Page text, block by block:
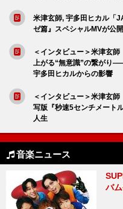
米津玄師, 宇多田ヒカル「
ゼ篇』スペシャルMVが公開
＜インタビュー＞米津玄
上がる“無意識”の繋がり
宇多田ヒカルからの影響
＜インタビュー＞米津玄
写版『秒速5センチメート
人生
音楽ニュース
バ